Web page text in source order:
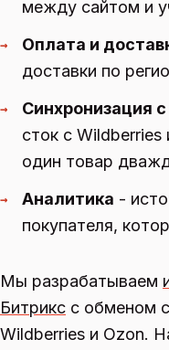
между сайтом и
→ Оплата и
доставки по
→ Синхронизация
сток с
один товар
→ Аналитика -
покупателя,
Мы разрабатываем
Битрикс с обменом
Wildberries и Ozon.